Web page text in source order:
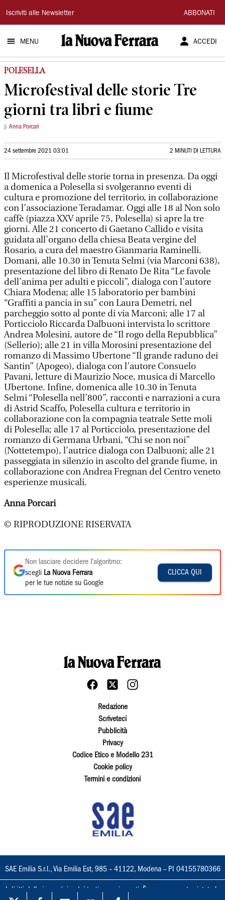
La
Nuova
Ferrara
Iscriviti alle Newsletter ABBONATI
MENU ACCEDI
POLESELLA
Microfestival delle storie Tre
giorni tra libri e fiume
Anna Porcari
24 settembre 2021 03:01 2 MINUTI DI LETTURA
Il Microfestival delle storie torna in presenza. Da oggi
a domenica a Polesella si svolgeranno eventi di
cultura e promozione del territorio, in collaborazione
con l’associazione Teradamar. Oggi alle 18 al Non solo
caffè (piazza XXV aprile 75, Polesella) si apre la tre
giorni. Alle 21 concerto di Gaetano Callido e visita
guidata all’organo della chiesa Beata vergine del
Rosario, a cura del maestro Gianmaria Raminelli.
Domani, alle 10.30 in Tenuta Selmi (via Marconi 638),
presentazione del libro di Renato De Rita “Le favole
dell’anima per adulti e piccoli”, dialoga con l’autore
Chiara Modena; alle 15 laboratorio per bambini
“Graffiti a pancia in su” con Laura Demetri, nel
parcheggio sotto al ponte di via Marconi; alle 17 al
Porticciolo Riccarda Dalbuoni intervista lo scrittore
Andrea Molesini, autore de “Il rogo della Repubblica”
(Sellerio); alle 21 in villa Morosini presentazione del
romanzo di Massimo Ubertone “Il grande raduno dei
Santin” (Apogeo), dialoga con l’autore Consuelo
Pavani, letture di Maurizio Noce, musica di Marcello
Ubertone. Infine, domenica alle 10.30 in Tenuta
Selmi “Polesella nell’800”, racconti e narrazioni a cura
di Astrid Scaffo, Polesella cultura e territorio in
collaborazione con la compagnia teatrale Sette moli
di Polesella; alle 17 al Porticciolo, presentazione del
romanzo di Germana Urbani, “Chi se non noi”
(Nottetempo), l’autrice dialoga con Dalbuoni; alle 21
passeggiata in silenzio in ascolto del grande fiume, in
collaborazione con Andrea Fregnan del Centro veneto
esperienze musicali.
Anna Porcari
© RIPRODUZIONE RISERVATA
Non lasciare decidere l'algoritmo:
scegli La Nuova Ferrara
per le tue notizie su Google
CLICCA QUI
Redazione
Scriveteci
Pubblicità
Privacy
Codice Etico e Modello 231
Cookie policy
Termini e condizioni
SAE Emilia S.r.l., Via Emilia Est, 985 – 41122, Modena – PI 04155780366
I diritti delle immagini e dei testi sono riservati. È espressamente vietata la